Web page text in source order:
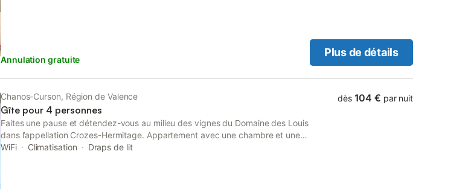
Annulation gratuite
Plus de détails
Chanos-Curson, Région de Valence
Gîte pour 4 personnes
Faites une pause et détendez-vous au milieu des vignes du Domaine des Louis
dans l’appellation Crozes-Hermitage. Appartement avec une chambre et une
cuisine tout équipée au cœur d’un domaine viticole. Un balcon donnant sur les
WiFi Climatisation Draps de lit
dès 104 € par nuit